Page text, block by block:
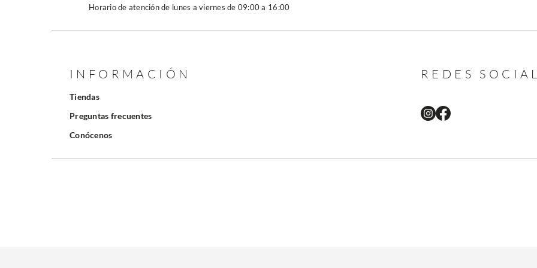
Horario de atención de lunes a viernes de 09:00 a 16:00
INFORMACIÓN
Tiendas
Preguntas frecuentes
Conócenos
REDES